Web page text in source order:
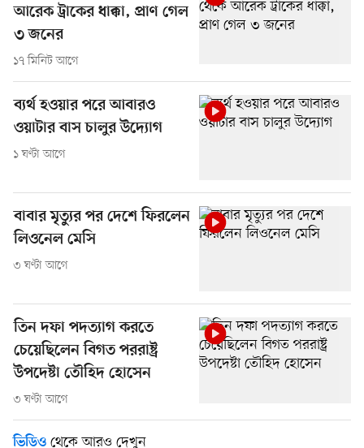
আরেক ট্রাকের ধাক্কা, প্রাণ গেল
৩ জনের
১৭ মিনিট আগে
ব্যর্থ হওয়ার পরে আবারও
ওয়াটার বাস চালুর উদ্যোগ
১ ঘণ্টা আগে
বাবার মৃত্যুর পর দেশে ফিরলেন
লিওনেল মেসি
৩ ঘণ্টা আগে
তিন দফা পদত্যাগ করতে
চেয়েছিলেন বিগত পররাষ্ট্র
উপদেষ্টা তৌহিদ হোসেন
৩ ঘণ্টা আগে
ভিডিও থেকে আরও দেখুন